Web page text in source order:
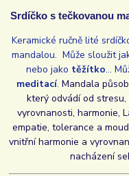
Srdíčko s tečkovanou
Keramické ručně lité
mandalou. Může sloužit
nebo jako těžítko...
meditací. Mandala
který odvádí od
vyrovnanosti, harmonie,
empatie, tolerance a
vnitřní harmonie a
nacházení